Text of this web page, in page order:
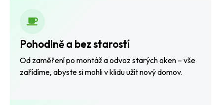
Pohodlně a bez starostí
Od zaměření po montáž a odvoz starých oken – vše
zařídíme, abyste si mohli v klidu užít nový domov.